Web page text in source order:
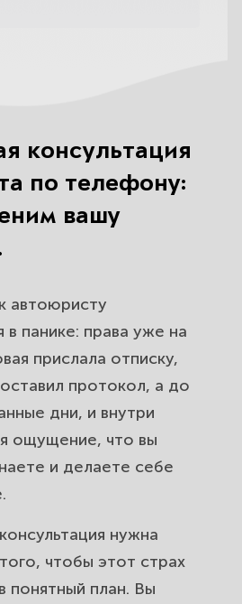
консультация
по телефону:
вашу
автоюристу
панике: права уже на
прислала отписку,
протокол, а до
дни, и внутри
ощущение, что вы
и делаете себе
нужна
чтобы этот страх
понятный план. Вы